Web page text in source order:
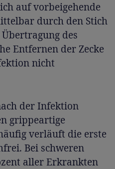
auf vorbeigehende
durch den Stich
des
Entfernen der Zecke
nicht
der Infektion
grippeartige
verläuft die erste
Bei schweren
aller Erkrankten